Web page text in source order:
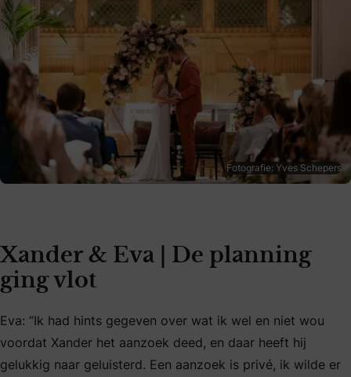
Fotografie: Yves Schepers
Xander & Eva | De planning
ging vlot
Eva: “Ik had hints gegeven over wat ik wel en niet wou
voordat Xander het aanzoek deed, en daar heeft hij
gelukkig naar geluisterd. Een aanzoek is privé, ik wilde er